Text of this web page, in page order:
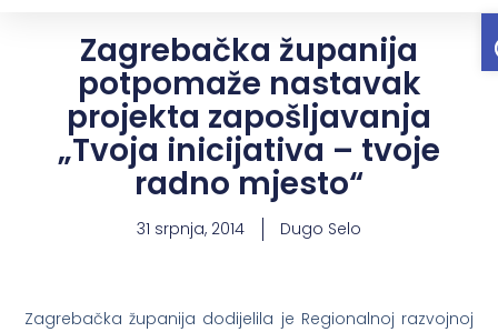
Zagrebačka županija
potpomaže nastavak
projekta zapošljavanja
„Tvoja inicijativa – tvoje
radno mjesto“
31 srpnja, 2014 Dugo Selo
Zagrebačka županija dodijelila je Regionalnoj razvojnoj